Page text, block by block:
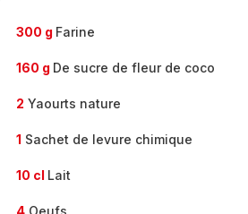
300 g Farine
160 g De sucre de fleur de coco
2 Yaourts nature
1 Sachet de levure chimique
10 cl Lait
4 Oeufs